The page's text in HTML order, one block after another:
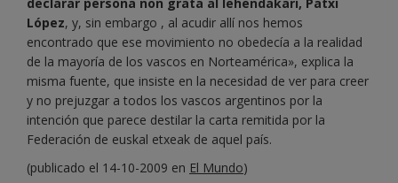
López, y, sin embargo , al acudir allí nos hemos
encontrado que ese movimiento no obedecía a la realidad
de la mayoría de los vascos en Norteamérica», explica la
misma fuente, que insiste en la necesidad de ver para creer
y no prejuzgar a todos los vascos argentinos por la
intención que parece destilar la carta remitida por la
Federación de euskal etxeak de aquel país.
(publicado el 14-10-2009 en El Mundo)